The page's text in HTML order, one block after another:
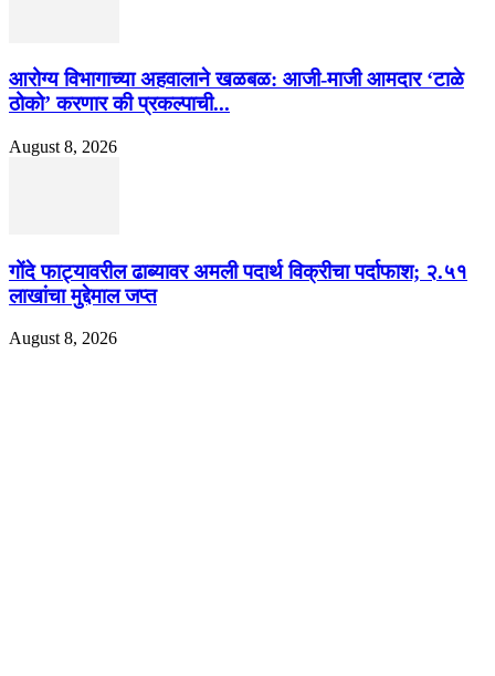
आरोग्य विभागाच्या अहवालाने खळबळ: आजी-माजी आमदार ‘टाळे
ठोको’ करणार की प्रकल्पाची...
August 8, 2026
गोंदे फाट्यावरील ढाब्यावर अमली पदार्थ विक्रीचा पर्दाफाश; २.५१
लाखांचा मुद्देमाल जप्त
August 8, 2026